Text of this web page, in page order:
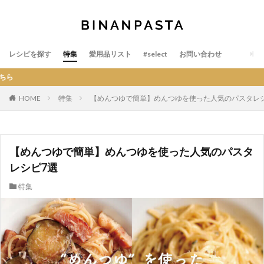
レシピを探す 特集 愛用品リスト #select お問い合わせ
HOME 特集 【めんつゆで簡単】めんつゆを使った人気のパスタレ
【めんつゆで簡単】めんつゆを使った人気のパスタ
レシピ7選
特集